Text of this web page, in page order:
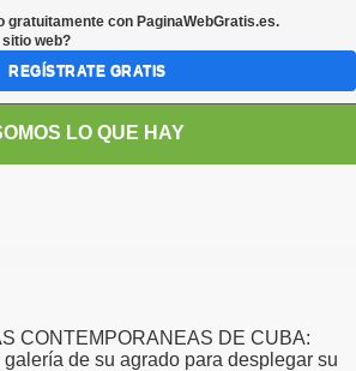
LO QUE HAY
CONTEMPORANEAS DE CUBA:
de su agrado para desplegar su
gratuitamente con PaginaWebGratis.es.
web?
REGÍSTRATE GRATIS